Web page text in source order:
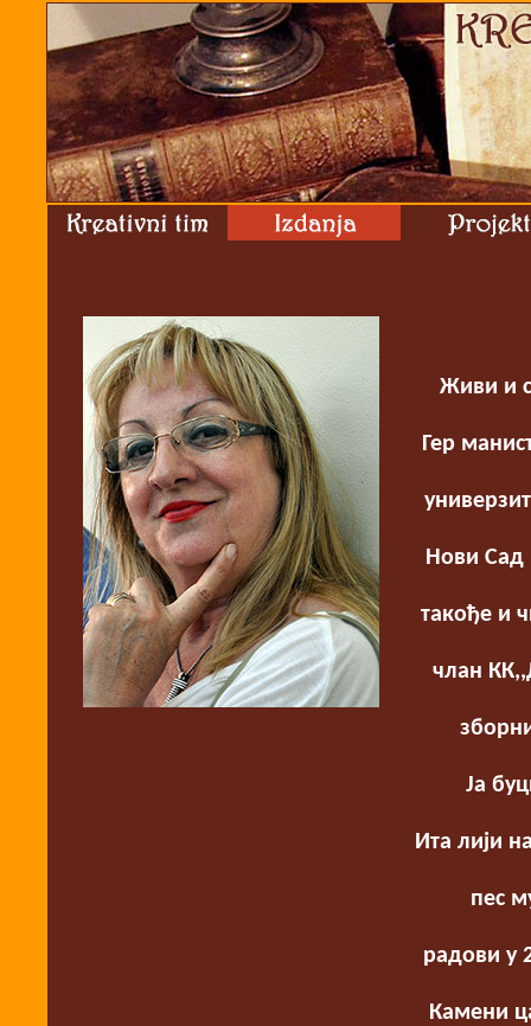
Живи и
Гер
Нови Сад
такође и
члан
Ја
Ита лији
пес
радови у
Камени